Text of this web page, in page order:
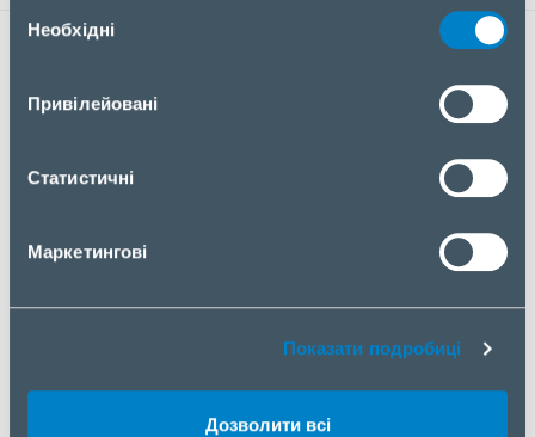
згоди
Необхідні
Привілейовані
Статистичні
Маркетингові
Показати подробиці
Дозволити всі
Широкий асортимент продуктів і рішень у різних